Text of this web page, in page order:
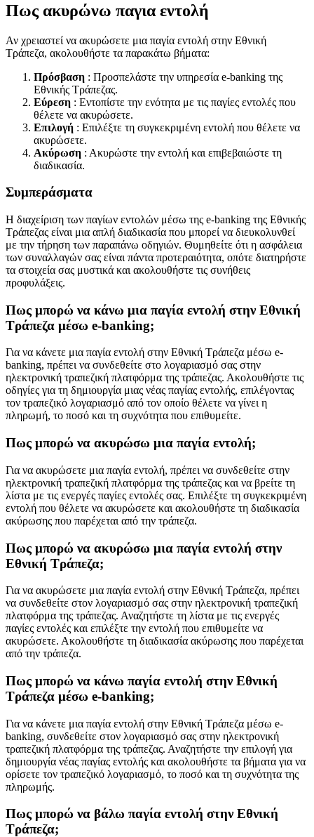
Πως ακυρώνω παγια εντολή
Αν χρειαστεί να ακυρώσετε μια παγία εντολή στην Εθνική
Τράπεζα, ακολουθήστε τα παρακάτω βήματα:
Πρόσβαση : Προσπελάστε την υπηρεσία e-banking της
Εθνικής Τράπεζας.
Εύρεση : Εντοπίστε την ενότητα με τις παγίες εντολές που
θέλετε να ακυρώσετε.
Επιλογή : Επιλέξτε τη συγκεκριμένη εντολή που θέλετε να
ακυρώσετε.
Ακύρωση : Ακυρώστε την εντολή και επιβεβαιώστε τη
διαδικασία.
Συμπεράσματα
Η διαχείριση των παγίων εντολών μέσω της e-banking της Εθνικής
Τράπεζας είναι μια απλή διαδικασία που μπορεί να διευκολυνθεί
με την τήρηση των παραπάνω οδηγιών. Θυμηθείτε ότι η ασφάλεια
των συναλλαγών σας είναι πάντα προτεραιότητα, οπότε διατηρήστε
τα στοιχεία σας μυστικά και ακολουθήστε τις συνήθεις
προφυλάξεις.
Πως μπορώ να κάνω μια παγία εντολή στην Εθνική
Τράπεζα μέσω e-banking;
Για να κάνετε μια παγία εντολή στην Εθνική Τράπεζα μέσω e-
banking, πρέπει να συνδεθείτε στο λογαριασμό σας στην
ηλεκτρονική τραπεζική πλατφόρμα της τράπεζας. Ακολουθήστε τις
οδηγίες για τη δημιουργία μιας νέας παγίας εντολής, επιλέγοντας
τον τραπεζικό λογαριασμό από τον οποίο θέλετε να γίνει η
πληρωμή, το ποσό και τη συχνότητα που επιθυμείτε.
Πως μπορώ να ακυρώσω μια παγία εντολή;
Για να ακυρώσετε μια παγία εντολή, πρέπει να συνδεθείτε στην
ηλεκτρονική τραπεζική πλατφόρμα της τράπεζας και να βρείτε τη
λίστα με τις ενεργές παγίες εντολές σας. Επιλέξτε τη συγκεκριμένη
εντολή που θέλετε να ακυρώσετε και ακολουθήστε τη διαδικασία
ακύρωσης που παρέχεται από την τράπεζα.
Πως μπορώ να ακυρώσω μια παγία εντολή στην
Εθνική Τράπεζα;
Για να ακυρώσετε μια παγία εντολή στην Εθνική Τράπεζα, πρέπει
να συνδεθείτε στον λογαριασμό σας στην ηλεκτρονική τραπεζική
πλατφόρμα της τράπεζας. Αναζητήστε τη λίστα με τις ενεργές
παγίες εντολές και επιλέξτε την εντολή που επιθυμείτε να
ακυρώσετε. Ακολουθήστε τη διαδικασία ακύρωσης που παρέχεται
από την τράπεζα.
Πως μπορώ να κάνω παγία εντολή στην Εθνική
Τράπεζα μέσω e-banking;
Για να κάνετε μια παγία εντολή στην Εθνική Τράπεζα μέσω e-
banking, συνδεθείτε στον λογαριασμό σας στην ηλεκτρονική
τραπεζική πλατφόρμα της τράπεζας. Αναζητήστε την επιλογή για
δημιουργία νέας παγίας εντολής και ακολουθήστε τα βήματα για να
ορίσετε τον τραπεζικό λογαριασμό, το ποσό και τη συχνότητα της
πληρωμής.
Πως μπορώ να βάλω παγία εντολή στην Εθνική
Τράπεζα;